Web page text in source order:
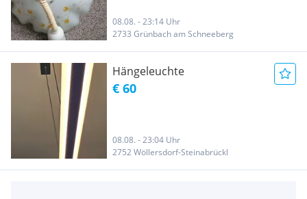
08.08. - 23:14 Uhr
2733 Grünbach am Schneeberg
Hängeleuchte
€ 60
08.08. - 23:04 Uhr
2752 Wöllersdorf-Steinabrückl